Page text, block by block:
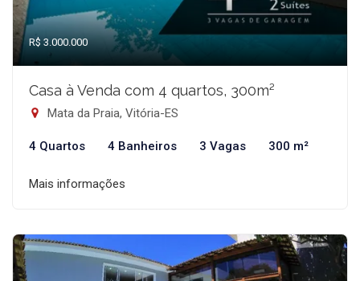
R$ 3.000.000
Casa à Venda com 4 quartos, 300m²
Mata da Praia, Vitória-ES
4 Quartos 4 Banheiros 3 Vagas 300 m²
Mais informações